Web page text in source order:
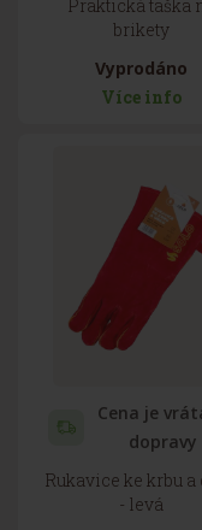
Praktická taška
brikety
Vyprodáno
Více info
Cena je
dopravy
Rukavice ke krbu
- levá